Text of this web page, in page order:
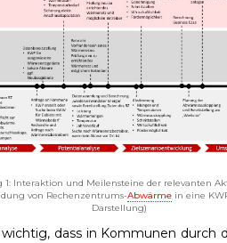
1: Interaktion und Meilensteine der relevanten
von Rechenzentrums-Abwärme in eine
Darstellung)
dass in Kommunen durch